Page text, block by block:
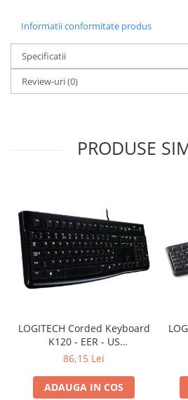
Informatii conformitate produs
Specificatii
Review-uri(0)
PRODUSE
LOGITECH Corded Keyboard
K120 - EER - US
International layout
86,15 Lei
ADAUGA IN COS